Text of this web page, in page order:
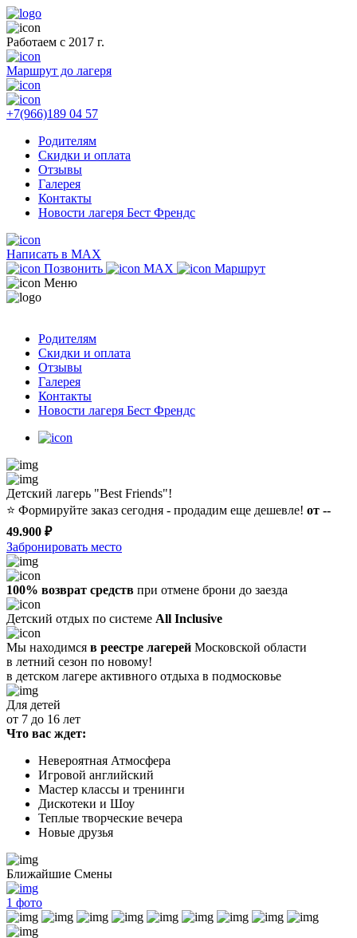
Работаем с 2017 г.
Маршрут до лагеря
+7(966)189 04 57
Родителям
Скидки и оплата
Отзывы
Галерея
Контакты
Новости лагеря Бест Френдс
Написать в MAX
Позвонить
MAX
Маршрут
Меню
Родителям
Скидки и оплата
Отзывы
Галерея
Контакты
Новости лагеря Бест Френдс
Детский лагерь "Best Friends"!
⭐️ Формируйте заказ сегодня - продадим еще дешевле! от --
49.900 ₽
Забронировать место
100% возврат средств при отмене брони до заезда
Детский отдых по системе All Inclusive
Мы находимся в реестре лагерей Московской области
в летний сезон по новому!
в детском лагере активного отдыха в подмосковье
Для детей
от 7 до 16 лет
Что вас ждет:
Невероятная Атмосфера
Игровой английский
Мастер классы и тренинги
Дискотеки и Шоу
Теплые творческие вечера
Новые друзья
Ближайшие Смены
1 фото